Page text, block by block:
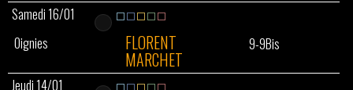
Samedi 16/01
Oignies
FLORENT
MARCHET
9-9Bis
Jeudi 14/01